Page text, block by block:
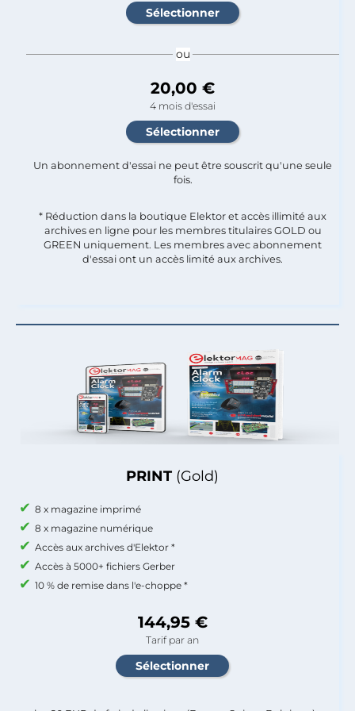
PRINT (Gold)
8 x magazine imprimé
8 x magazine numérique
Accès aux archives d'Elektor *
Accès à 5000+ fichiers Gerber
10 % de remise dans l'e-choppe *
144,95 €
Tarif par an
ou
20,00 €
4 mois d'essai
Un abonnement d'essai ne peut être souscrit qu'une seule
fois.​
* Réduction dans la boutique Elektor et accès illimité aux
archives en ligne pour les membres titulaires GOLD ou
GREEN uniquement. Les membres avec abonnement
d'essai ont un accès limité aux archives.